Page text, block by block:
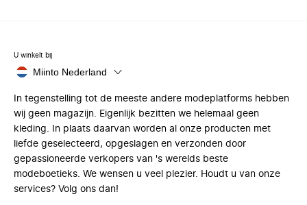
U winkelt bij
Miinto Nederland
In tegenstelling tot de meeste andere modeplatforms hebben
wij geen magazijn. Eigenlijk bezitten we helemaal geen
kleding. In plaats daarvan worden al onze producten met
liefde geselecteerd, opgeslagen en verzonden door
gepassioneerde verkopers van 's werelds beste
modeboetieks. We wensen u veel plezier. Houdt u van onze
services? Volg ons dan!